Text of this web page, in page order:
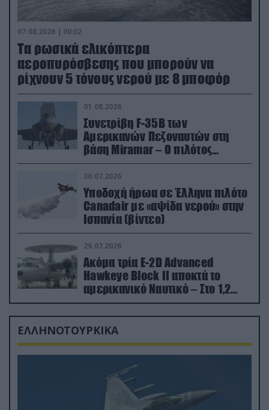
07.08.2026 | 00:02
Τα ρωσικά ελικόπτερα
αεροπυρόσβεσης που μπορούν να
ρίχνουν 5 τόνους νερού με 8 μποφόρ
01.08.2026
Συνετρίβη F-35B των
Αμερικανών Πεζοναυτών στη
βάση Miramar – Ο πιλότος
εκτινάχθηκε εγκαίρως
30.07.2026
Υποδοχή ήρωα σε Έλληνα πιλότο
Canadair με «αψίδα νερού» στην
Ισπανία (βίντεο)
29.07.2026
Ακόμα τρία E-2D Advanced
Hawkeye Block II αποκτά το
αμερικανικό Ναυτικό – Στο 1,2
δισ.δολάρια το κόστος
ΕΛΛΗΝΟΤΟΥΡΚΙΚΑ